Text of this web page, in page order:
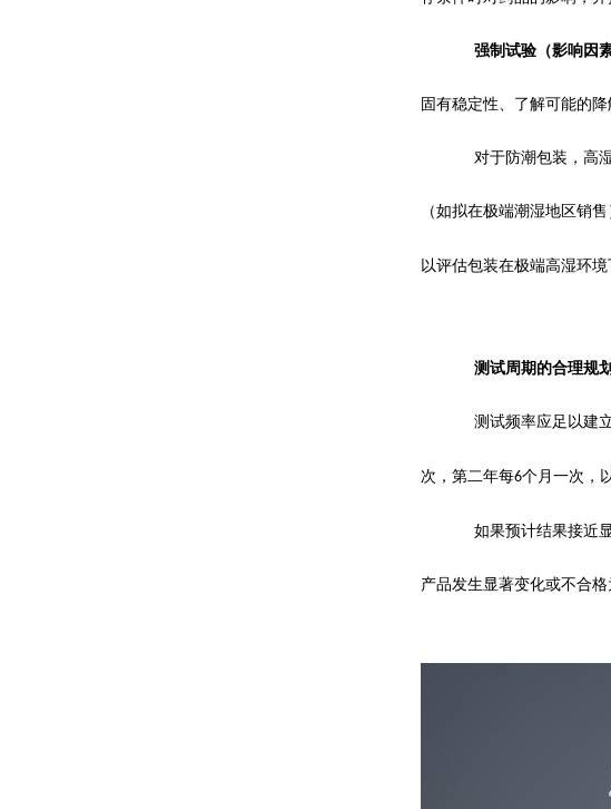
强制试验（影响因
固有稳定性、了解可能的
对于防潮包装，高
（如拟在极端潮湿地区销
以评估包装在极端高湿环境
测试周期的合理规划
测试频率应足以建
次，第二年每6个月一次，
如果预计结果接近
产品发生显著变化或不合格